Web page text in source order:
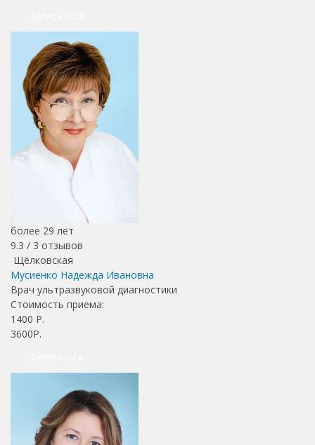
более 29 лет
9.3 / 3 отзывов
Щёлковская
Мусиенко Надежда Ивановна
Врач ультразвуковой диагностики
Стоимость приема:
1400 Р.
3600Р.